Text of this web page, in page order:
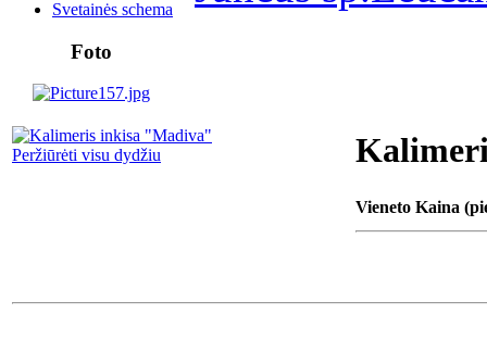
Svetainės schema
Foto
Peržiūrėti visu dydžiu
Vieneto Kaina